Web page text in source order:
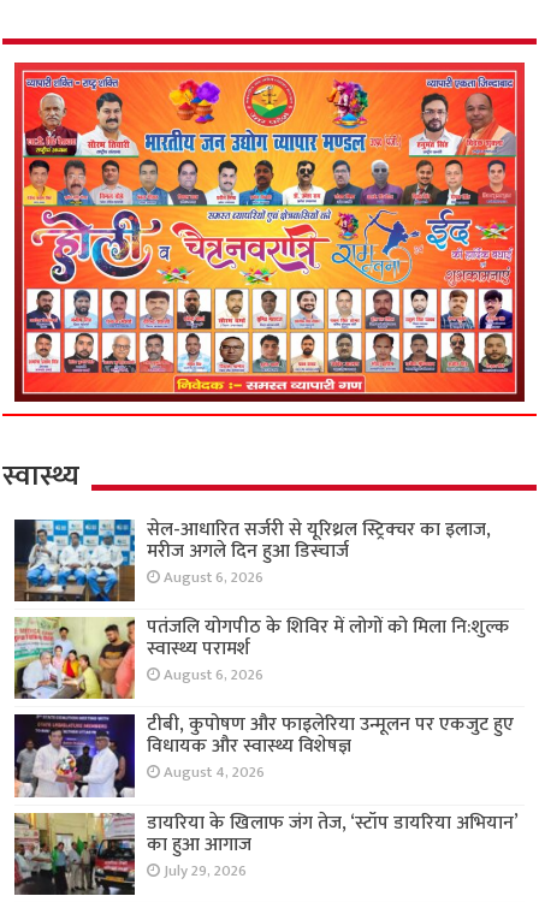
स्वास्थ्य
सेल-आधारित सर्जरी से यूरिथ्रल स्ट्रिक्चर का इलाज,
मरीज अगले दिन हुआ डिस्चार्ज
August 6, 2026
पतंजलि योगपीठ के शिविर में लोगों को मिला नि:शुल्क
स्वास्थ्य परामर्श
August 6, 2026
टीबी, कुपोषण और फाइलेरिया उन्मूलन पर एकजुट हुए
विधायक और स्वास्थ्य विशेषज्ञ
August 4, 2026
डायरिया के खिलाफ जंग तेज, ‘स्टॉप डायरिया अभियान’
का हुआ आगाज
July 29, 2026